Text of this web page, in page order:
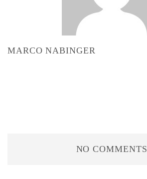
MARCO NABINGER
NO COMMENTS